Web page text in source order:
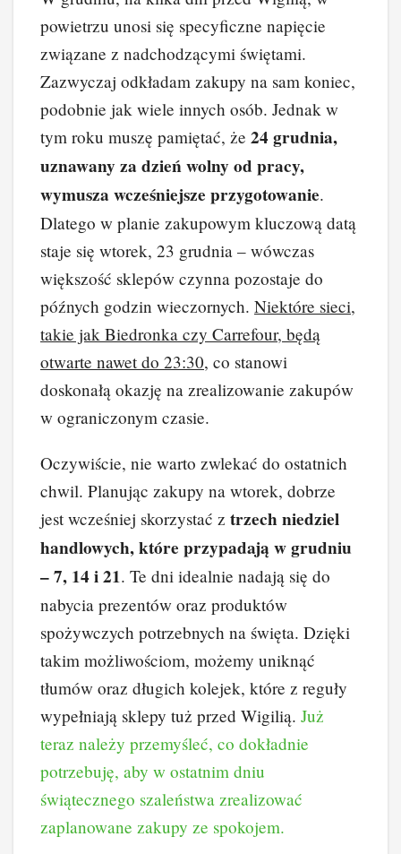
c
e
b
o
o
k
er
e
st
k
e
dI
n
d
di
t
o
p
p
y
Li
n
k
powietrzu unosi się specyficzne napięcie
związane z nadchodzącymi świętami.
Zazwyczaj odkładam zakupy na sam koniec,
podobnie jak wiele innych osób. Jednak w
tym roku muszę pamiętać, że 24 grudnia,
uznawany za dzień wolny od pracy,
wymusza wcześniejsze przygotowanie.
Dlatego w planie zakupowym kluczową datą
staje się wtorek, 23 grudnia – wówczas
większość sklepów czynna pozostaje do
późnych godzin wieczornych. Niektóre sieci,
takie jak Biedronka czy Carrefour, będą
otwarte nawet do 23:30, co stanowi
doskonałą okazję na zrealizowanie zakupów
w ograniczonym czasie.
Oczywiście, nie warto zwlekać do ostatnich
chwil. Planując zakupy na wtorek, dobrze
jest wcześniej skorzystać z trzech niedziel
handlowych, które przypadają w grudniu
– 7, 14 i 21. Te dni idealnie nadają się do
nabycia prezentów oraz produktów
spożywczych potrzebnych na święta. Dzięki
takim możliwościom, możemy uniknąć
tłumów oraz długich kolejek, które z reguły
wypełniają sklepy tuż przed Wigilią. Już
teraz należy przemyśleć, co dokładnie
potrzebuję, aby w ostatnim dniu
świątecznego szaleństwa zrealizować
zaplanowane zakupy ze spokojem.